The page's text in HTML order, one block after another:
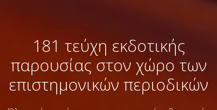
181 τεύχη εκδοτικής
παρουσίας στον χώρο των
επιστημονικών περιοδικών